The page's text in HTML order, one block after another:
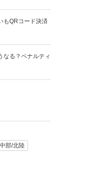
もQRコード決済
なる？ペナルティ
部/北陸